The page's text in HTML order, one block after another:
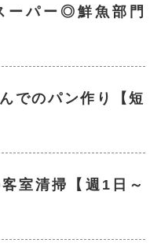
ーパー◎鮮魚部門
でのパン作り【短
室清掃【週1日～